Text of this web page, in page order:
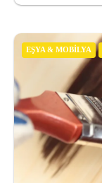
EŞYA & MOBILYA